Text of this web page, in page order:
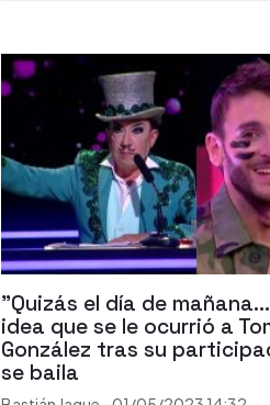
"Quizás el día de
idea que se le ocurrió a
González tras su
se baila